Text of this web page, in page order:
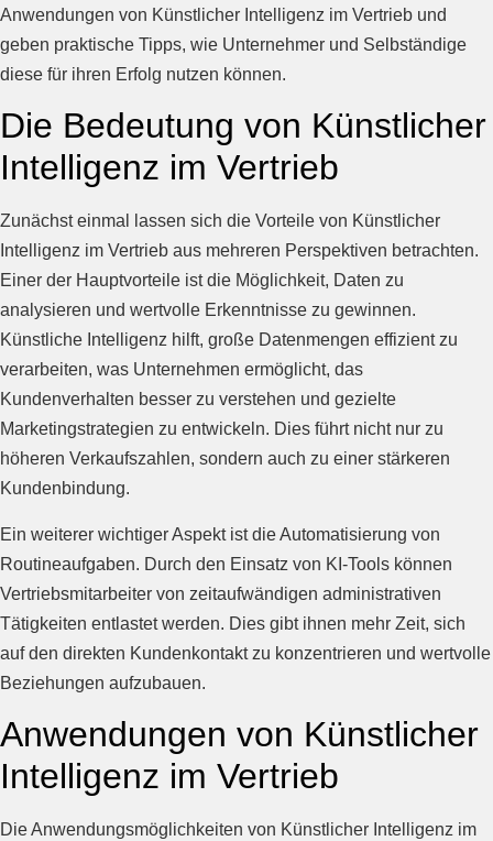
Anwendungen von Künstlicher Intelligenz im Vertrieb und
geben praktische Tipps, wie Unternehmer und Selbständige
diese für ihren Erfolg nutzen können.
Die Bedeutung von Künstlicher
Intelligenz im Vertrieb
Zunächst einmal lassen sich die Vorteile von Künstlicher
Intelligenz im Vertrieb aus mehreren Perspektiven betrachten.
Einer der Hauptvorteile ist die Möglichkeit, Daten zu
analysieren und wertvolle Erkenntnisse zu gewinnen.
Künstliche Intelligenz hilft, große Datenmengen effizient zu
verarbeiten, was Unternehmen ermöglicht, das
Kundenverhalten besser zu verstehen und gezielte
Marketingstrategien zu entwickeln. Dies führt nicht nur zu
höheren Verkaufszahlen, sondern auch zu einer stärkeren
Kundenbindung.
Ein weiterer wichtiger Aspekt ist die Automatisierung von
Routineaufgaben. Durch den Einsatz von KI-Tools können
Vertriebsmitarbeiter von zeitaufwändigen administrativen
Tätigkeiten entlastet werden. Dies gibt ihnen mehr Zeit, sich
auf den direkten Kundenkontakt zu konzentrieren und wertvolle
Beziehungen aufzubauen.
Anwendungen von Künstlicher
Intelligenz im Vertrieb
Die Anwendungsmöglichkeiten von Künstlicher Intelligenz im